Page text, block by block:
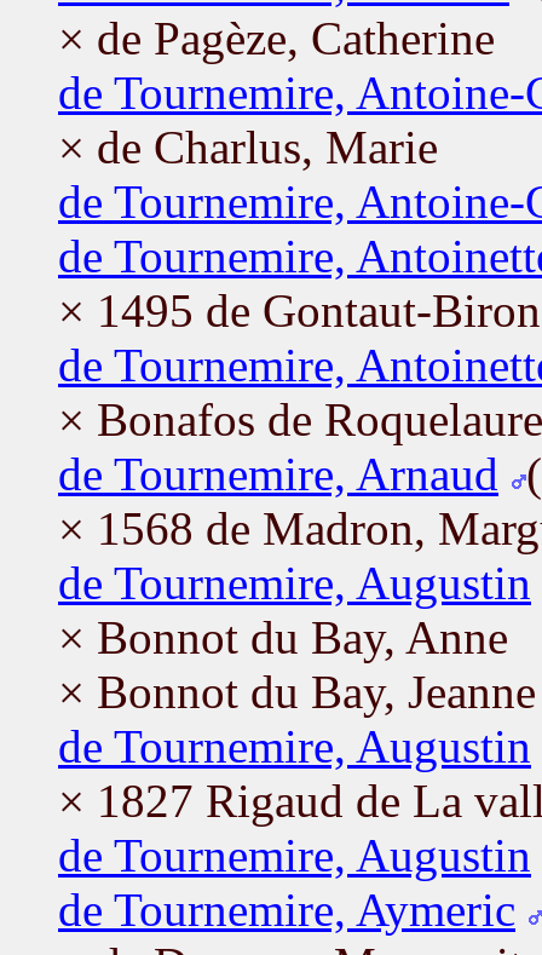
× de Pagèze, Catherine
de Tournemire,
× de Charlus, Marie
de Tournemire,
de Tournemire,
× 1495 de Gontaut-
de Tournemire,
× Bonafos de
de Tournemire, Arnaud
× 1568 de Madron,
de Tournemire, Augustin
× Bonnot du Bay, Anne
× Bonnot du Bay, Jeanne
de Tournemire, Augustin
× 1827 Rigaud de La
de Tournemire, Augustin
de Tournemire, Aymeric